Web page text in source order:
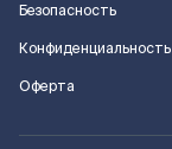
Безопасность
Конфиденциальность
Оферта